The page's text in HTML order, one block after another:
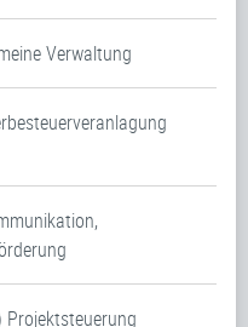
Verwaltung